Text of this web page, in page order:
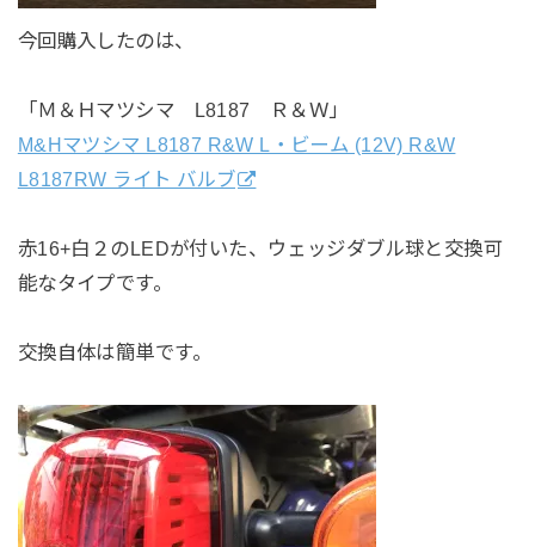
今回購入したのは、
「Ｍ＆Ｈマツシマ L8187 Ｒ＆Ｗ」
M&Hマツシマ L8187 R&W L・ビーム (12V) R&W
L8187RW ライト バルブ
赤16+白２のLEDが付いた、ウェッジダブル球と交換可
能なタイプです。
交換自体は簡単です。